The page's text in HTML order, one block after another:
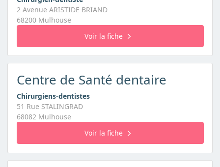
2 Avenue ARISTIDE BRIAND
68200 Mulhouse
Voir la fiche
Centre de Santé dentaire
Chirurgiens-dentistes
51 Rue STALINGRAD
68082 Mulhouse
Voir la fiche